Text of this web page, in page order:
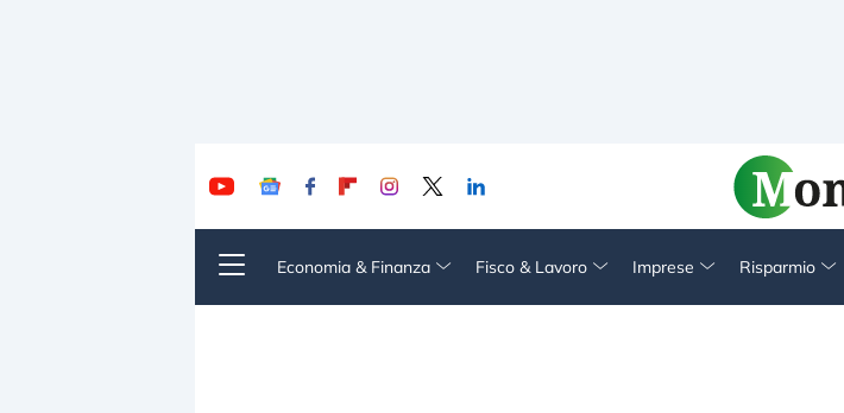
Economia & Finanza Fisco & Lavoro Imprese Risparmio